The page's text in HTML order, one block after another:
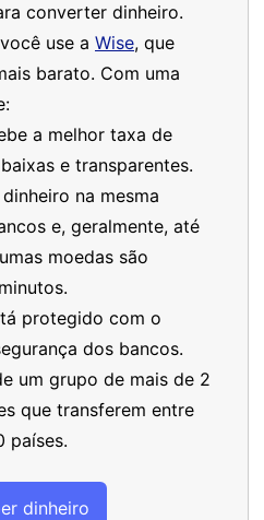
converter dinheiro.
use a Wise, que
barato. Com uma
a melhor taxa de
e transparentes.
na mesma
e, geralmente, até
moedas são
protegido com o
dos bancos.
um grupo de mais de 2
que transferem entre
países.
dinheiro